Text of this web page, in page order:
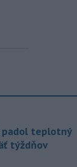
padol teplotný
týždňov